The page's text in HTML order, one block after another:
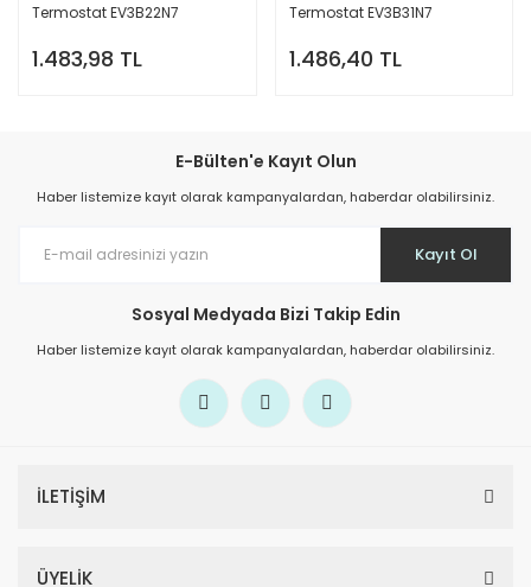
Termostat EV3B22N7
1.483,98 TL
Termostat EV3B31N7
1.486,40 TL
E-Bülten'e Kayıt Olun
Haber listemize kayıt olarak kampanyalardan, haberdar olabilirsiniz.
Kayıt Ol
Sosyal Medyada Bizi Takip Edin
Haber listemize kayıt olarak kampanyalardan, haberdar olabilirsiniz.
İLETİŞİM
ÜYELİK